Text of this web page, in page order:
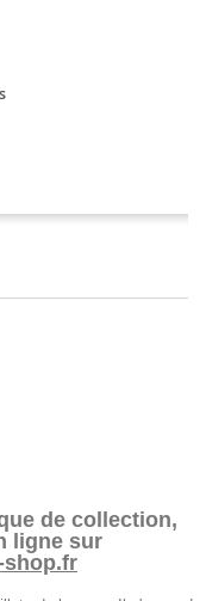
de collection,
ligne sur
shop.fr